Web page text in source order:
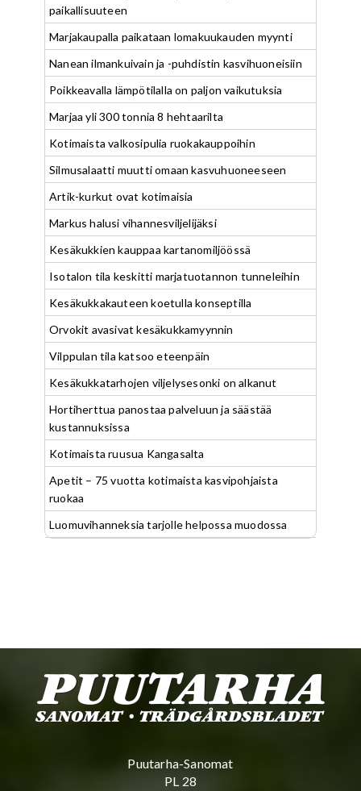
paikallisuuteen
Marjakaupalla paikataan lomakuukauden myynti
Nanean ilmankuivain ja -puhdistin kasvihuoneisiin
Poikkeavalla lämpötilalla on paljon vaikutuksia
Marjaa yli 300 tonnia 8 hehtaarilta
Kotimaista valkosipulia ruokakauppoihin
Silmusalaatti muutti omaan kasvuhuoneeseen
Artik-kurkut ovat kotimaisia
Markus halusi vihannesviljelijäksi
Kesäkukkien kauppaa kartanomiljöössä
Isotalon tila keskitti marjatuotannon tunneleihin
Kesäkukkakauteen koetulla konseptilla
Orvokit avasivat kesäkukkamyynnin
Vilppulan tila katsoo eteenpäin
Kesäkukkatarhojen viljelysesonki on alkanut
Hortiherttua panostaa palveluun ja säästää
kustannuksissa
Kotimaista ruusua Kangasalta
Apetit – 75 vuotta kotimaista kasvipohjaista
ruokaa
Luomuvihanneksia tarjolle helpossa muodossa
Puutarha-Sanomat
PL 28